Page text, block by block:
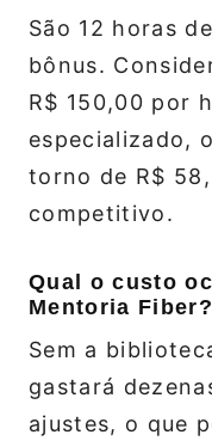
São 12 horas
bônus.
R$ 150,00 por
especializado,
torno de R$
competitivo.
Qual o custo
Mentoria Fiber?
Sem a
gastará
ajustes, o que